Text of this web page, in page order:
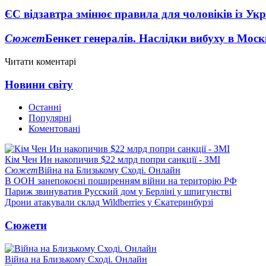
ЄС відзавтра змінює правила для чоловіків із
СюжетБенкет генералів. Наслідки вибуху в
Читати коментарі
Новини світу
Останні
Популярні
Коментовані
Кім Чен Ин накопичив $22 млрд попри санкції - ЗМІ
СюжетВійна на Близькому Сході. Онлайн
В ООН занепокоєні поширенням війни на територію РФ
Париж звинуватив Русский дом у Берліні у шпигунстві
Дрони атакували склад Wildberries у Єкатеринбурзі
Сюжети
Війна на Близькому Сході. Онлайн